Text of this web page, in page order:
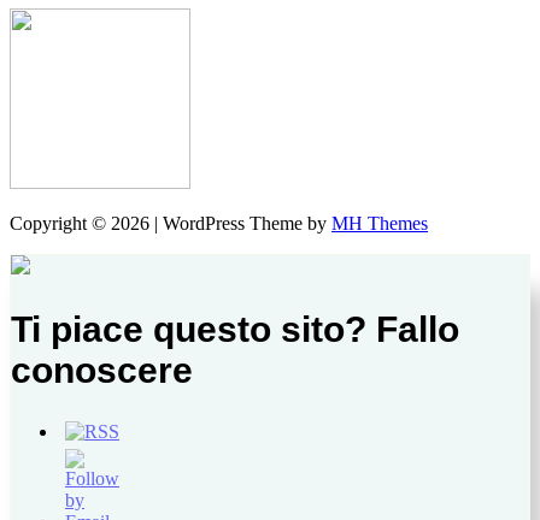
Copyright © 2026 | WordPress Theme by MH Themes
Ti piace questo sito? Fallo
conoscere